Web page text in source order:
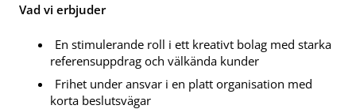
Vad vi erbjuder
En stimulerande roll i ett kreativt bolag med starka
referensuppdrag och välkända kunder
Frihet under ansvar i en platt organisation med
korta beslutsvägar